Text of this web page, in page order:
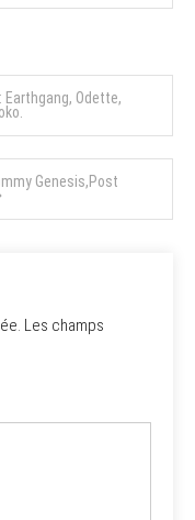
Earthgang, Odette,
Genesis,Post
Les champs